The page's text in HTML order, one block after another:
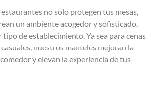
no solo protegen tus mesas,
un ambiente acogedor y sofisticado,
de establecimiento. Ya sea para cenas
nuestros manteles mejoran la
y elevan la experiencia de tus